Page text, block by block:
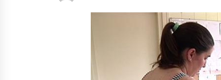
POTTO: San Pedro jaietako bertso-